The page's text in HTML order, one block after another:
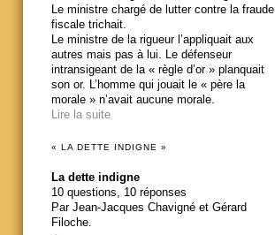
Le ministre chargé de lutter contre la fraude
fiscale trichait.
Le ministre de la rigueur l’appliquait aux
autres mais pas à lui. Le défenseur
intransigeant de la « règle d’or » planquait
son or. L’homme qui jouait le « père la
morale » n’avait aucune morale.
Lire la suite
« LA DETTE INDIGNE »
La dette indigne
10 questions, 10 réponses
Par Jean-Jacques Chavigné et Gérard
Filoche.